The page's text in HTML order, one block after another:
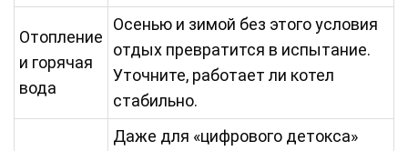
Отопление
и горячая
вода
Осенью и зимой без этого условия
отдых превратится в испытание.
Уточните, работает ли котел
стабильно.
Даже для «цифрового детокса»